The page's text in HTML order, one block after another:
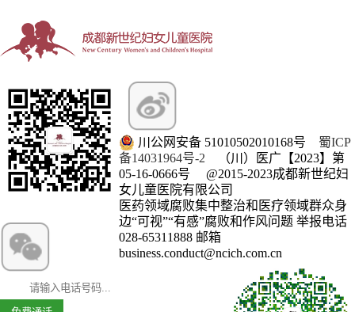
川公网安备 51010502010168号 蜀ICP
备14031964号-2 （川）医广【2023】第
05-16-0666号 @2015-2023成都新世纪妇
女儿童医院有限公司
医药领域腐败集中整治和医疗领域群众身
边“可视”“有感”腐败和作风问题 举报电话
028-65311888 邮箱
business.conduct@ncich.com.cn